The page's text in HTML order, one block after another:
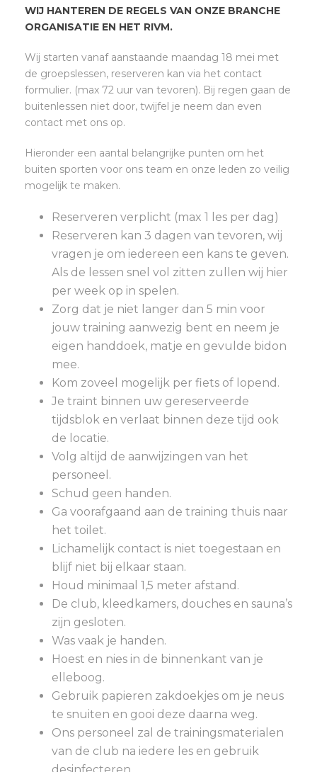
WIJ HANTEREN DE REGELS VAN ONZE BRANCHE
ORGANISATIE EN HET RIVM.
Wij starten vanaf aanstaande maandag 18 mei met
de groepslessen, reserveren kan via het contact
formulier. (max 72 uur van tevoren). Bij regen gaan de
buitenlessen niet door, twijfel je neem dan even
contact met ons op.
Hieronder een aantal belangrijke punten om het
buiten sporten voor ons team en onze leden zo veilig
mogelijk te maken.
Reserveren verplicht (max 1 les per dag)
Reserveren kan 3 dagen van tevoren, wij
vragen je om iedereen een kans te geven.
Als de lessen snel vol zitten zullen wij hier
per week op in spelen.
Zorg dat je niet langer dan 5 min voor
jouw training aanwezig bent en neem je
eigen handdoek, matje en gevulde bidon
mee.
Kom zoveel mogelijk per fiets of lopend.
Je traint binnen uw gereserveerde
tijdsblok en verlaat binnen deze tijd ook
de locatie.
Volg altijd de aanwijzingen van het
personeel.
Schud geen handen.
Ga voorafgaand aan de training thuis naar
het toilet.
Lichamelijk contact is niet toegestaan en
blijf niet bij elkaar staan.
Houd minimaal 1,5 meter afstand.
De club, kleedkamers, douches en sauna’s
zijn gesloten.
Was vaak je handen.
Hoest en nies in de binnenkant van je
elleboog.
Gebruik papieren zakdoekjes om je neus
te snuiten en gooi deze daarna weg.
Ons personeel zal de trainingsmaterialen
van de club na iedere les en gebruik